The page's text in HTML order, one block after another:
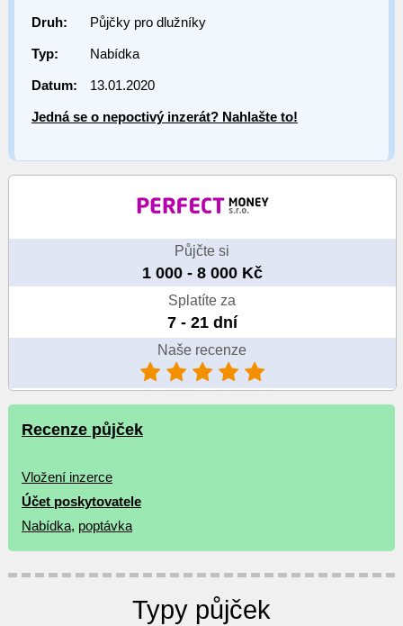
Druh: Půjčky pro dlužníky
Typ: Nabídka
Datum: 13.01.2020
Jedná se o nepoctivý inzerát? Nahlašte to!
Půjčte si
1 000 - 8 000 Kč
Splatíte za
7 - 21 dní
Naše recenze
Recenze půjček
Vložení inzerce
Účet poskytovatele
Nabídka, poptávka
Typy půjček